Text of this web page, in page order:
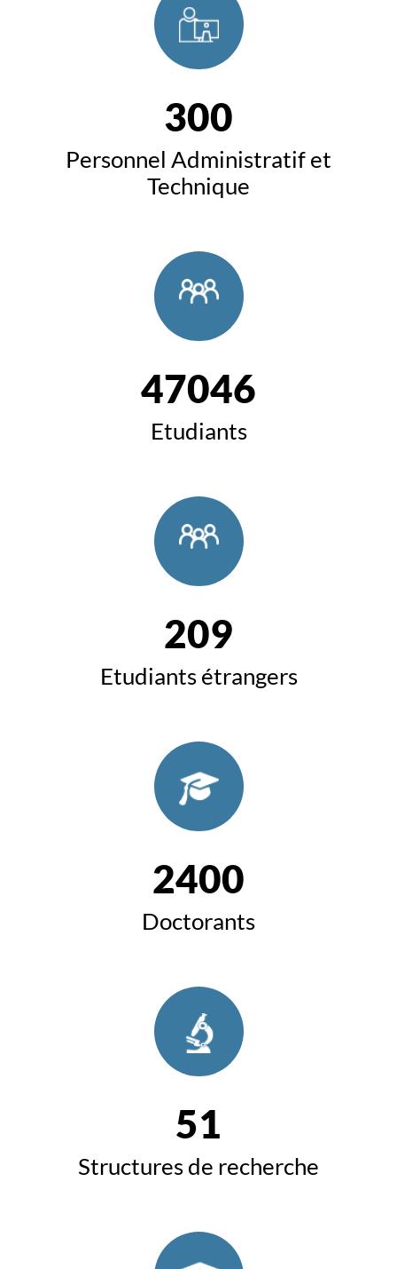
300
Personnel Administratif et
Technique
47046
Etudiants
209
Etudiants étrangers
2400
Doctorants
51
Structures de recherche